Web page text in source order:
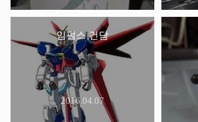
임펄스 건담
2016.04.07